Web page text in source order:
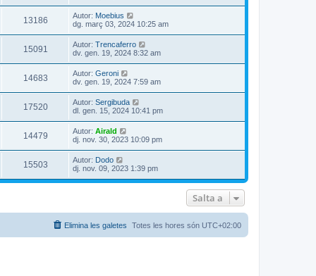
13186 Autor: Moebius
dg. març 03, 2024 10:25 am
15091 Autor: Trencaferro
dv. gen. 19, 2024 8:32 am
14683 Autor: Geroni
dv. gen. 19, 2024 7:59 am
17520 Autor: Sergibuda
dl. gen. 15, 2024 10:41 pm
14479 Autor: Airald
dj. nov. 30, 2023 10:09 pm
15503 Autor: Dodo
dj. nov. 09, 2023 1:39 pm
Salta a
Totes les hores són UTC+02:00
Elimina les galetes